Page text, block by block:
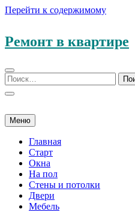
Перейти к содержимому
Ремонт в квартире
Меню
Главная
Старт
Окна
На пол
Стены и потолки
Двери
Мебель